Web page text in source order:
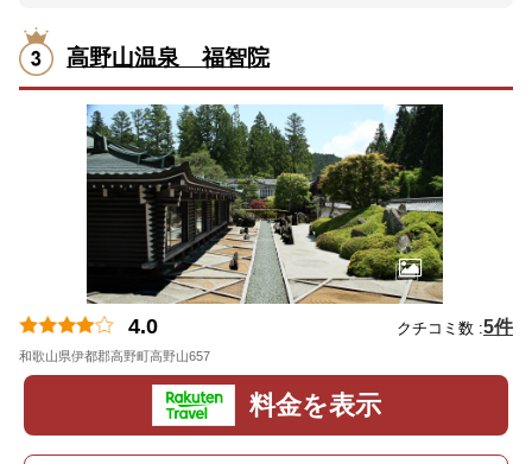
高野山温泉 福智院
4.0 クチコミ数 :5件
和歌山県伊都郡高野町高野山657
料金を表示